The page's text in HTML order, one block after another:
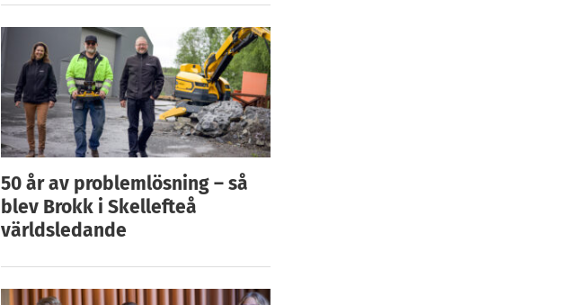
50 år av problemlösning – så
blev Brokk i Skellefteå
världsledande